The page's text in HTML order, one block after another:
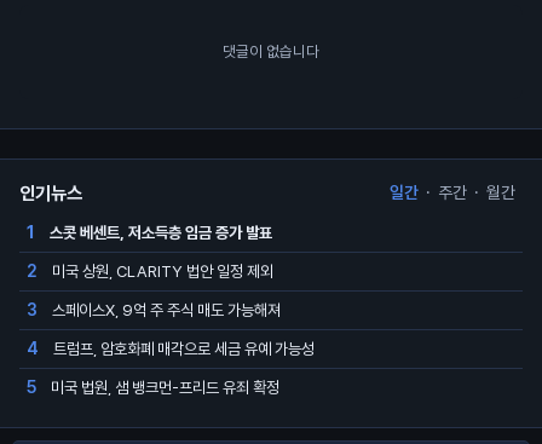
댓글이 없습니다
인기뉴스 일간 · 주간 · 월간
1 스콧 베센트, 저소득층 임금 증가 발표
2 미국 상원, CLARITY 법안 일정 제외
3 스페이스X, 9억 주 주식 매도 가능해져
4 트럼프, 암호화폐 매각으로 세금 유예 가능성
5 미국 법원, 샘 뱅크먼-프리드 유죄 확정